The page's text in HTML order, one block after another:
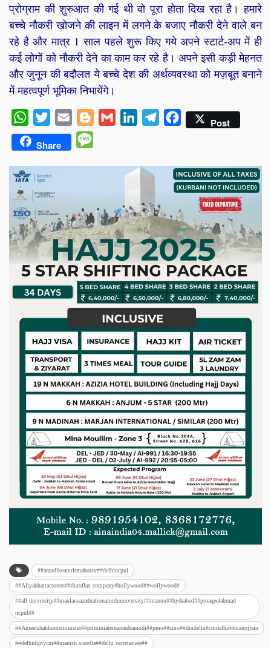
प्रोग्राम की शुरुआत की गई थी वो पूरा होता दिख रहा है। हमारे
बच्चे नौकरी खोजने की लाइन में लगने के बजाए नौकरी देने वाले बन
रहे है और मात्र 1 साल पहले शुरू किए गये अपने स्टार्ट-अप में ही
कई लोगों को नौकरी देने का काम कर रहे है। अपने इसी कड़ी मेहनत
और जुनून की बदौलत ये बच्चे देश की अर्थव्यवस्था को मज़बूत बनाने
में महत्वपूर्ण भूमिका निभायेंगे।
WhatsApp
Twitter Email BloggerGmail LinkedInTelegramFacebookPost
Share
##aazadikeamritmahotsv##delhincpul
##Aliyabhattactorers##duroflax company#hollywood##wollywood#
##all university##maulanaazadnationalurduuniversity##manuu##hydrabad##proaqeelahmad
ncpul##
##Ameetshahhomeminister##priminiaternarendramodi##pmo##cmo##dmdelhi#cmdelhi##manojjain
##delhidiptycm##manish sisodia##delhi secretariate##